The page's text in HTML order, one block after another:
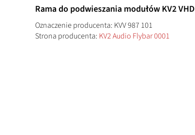
Rama do podwieszania modułów KV2 VHD
Oznaczenie producenta: KVV 987 101
Strona producenta: KV2 Audio Flybar 0001